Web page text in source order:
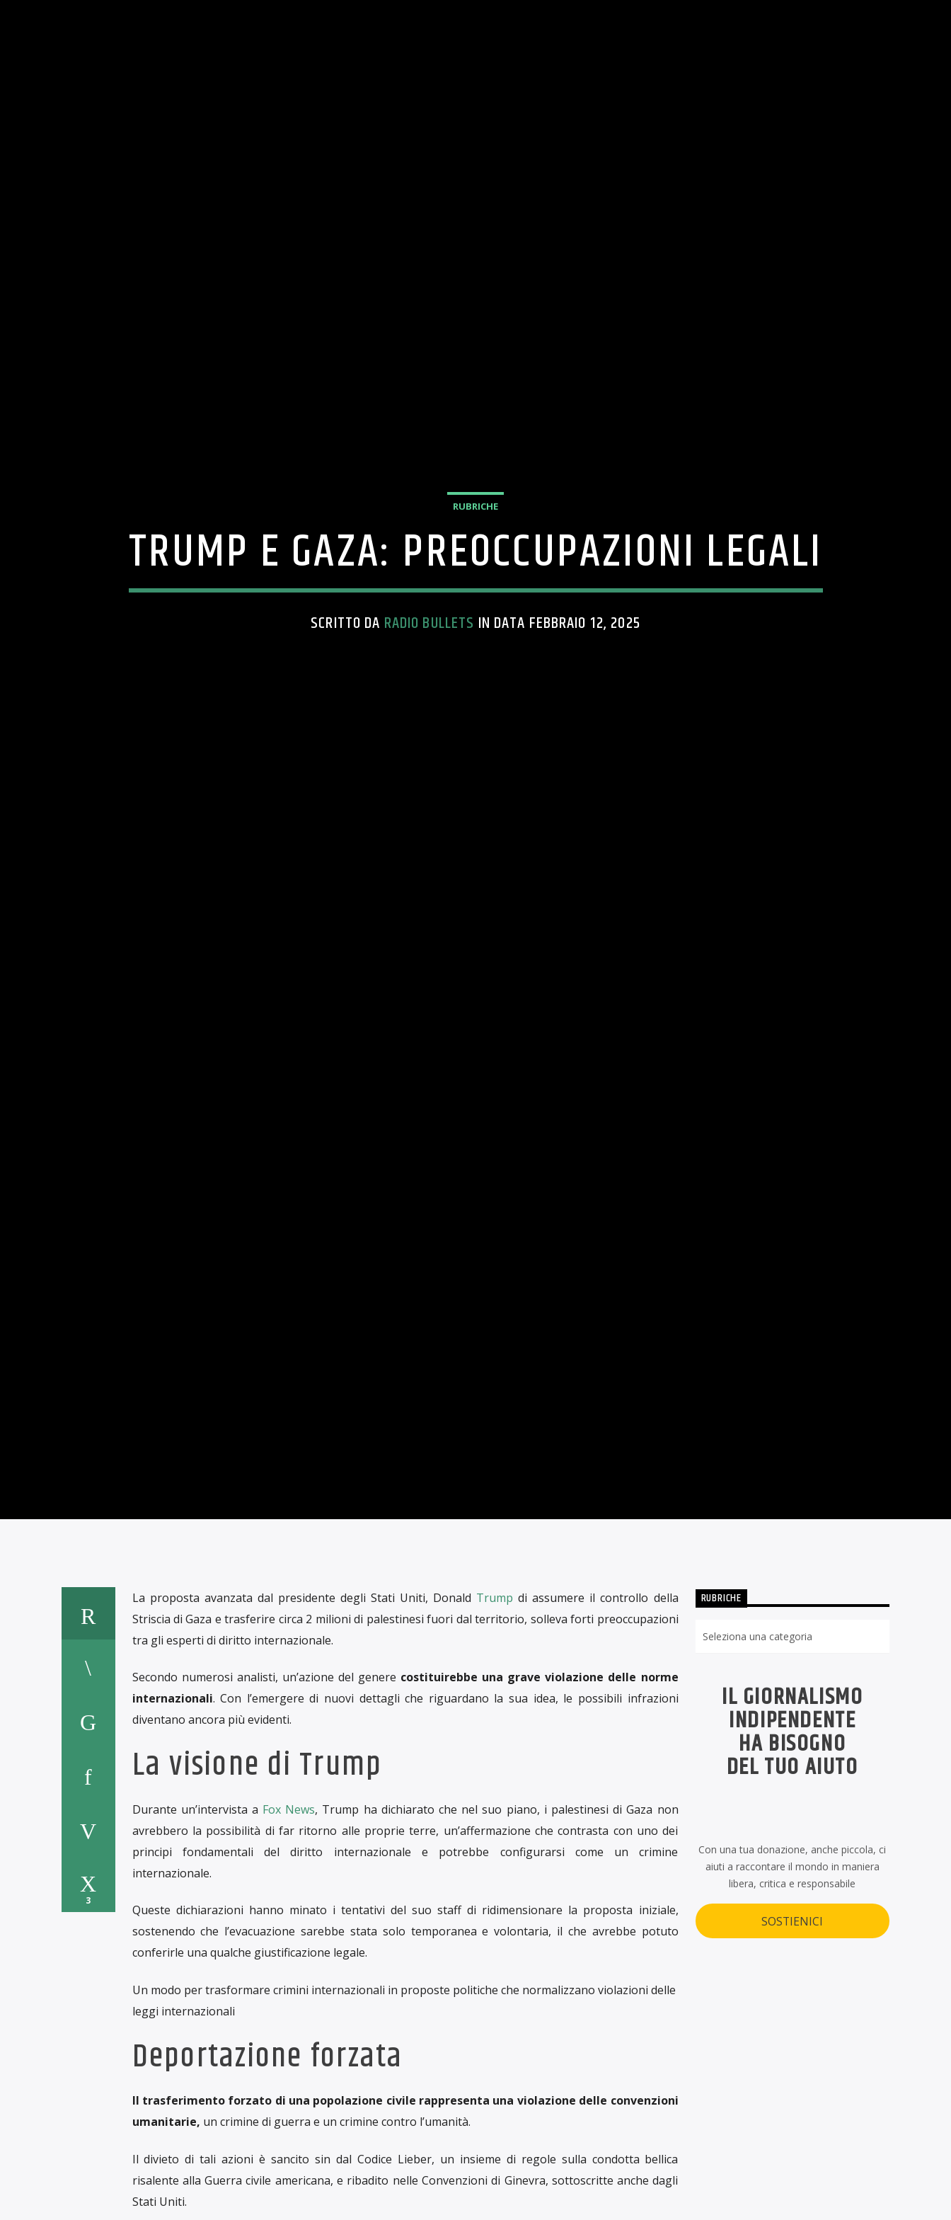
RUBRICHE
TRUMP E GAZA: PREOCCUPAZIONI LEGALI
SCRITTO DA RADIO BULLETS IN DATA FEBBRAIO 12, 2025
3
La proposta avanzata dal presidente degli Stati Uniti, Donald Trump di assumere il controllo della
Striscia di Gaza e trasferire circa 2 milioni di palestinesi fuori dal territorio, solleva forti preoccupazioni
tra gli esperti di diritto internazionale.
Secondo numerosi analisti, un’azione del genere costituirebbe una grave violazione delle norme
internazionali. Con l’emergere di nuovi dettagli che riguardano la sua idea, le possibili infrazioni
diventano ancora più evidenti.
La visione di Trump
Durante un’intervista a Fox News, Trump ha dichiarato che nel suo piano, i palestinesi di Gaza non
avrebbero la possibilità di far ritorno alle proprie terre, un’affermazione che contrasta con uno dei
principi fondamentali del diritto internazionale e potrebbe configurarsi come un crimine
internazionale.
Queste dichiarazioni hanno minato i tentativi del suo staff di ridimensionare la proposta iniziale,
sostenendo che l’evacuazione sarebbe stata solo temporanea e volontaria, il che avrebbe potuto
conferirle una qualche giustificazione legale.
Un modo per trasformare crimini internazionali in proposte politiche che normalizzano violazioni delle
leggi internazionali
Deportazione forzata
Il trasferimento forzato di una popolazione civile rappresenta una violazione delle convenzioni
umanitarie, un crimine di guerra e un crimine contro l’umanità.
Il divieto di tali azioni è sancito sin dal Codice Lieber, un insieme di regole sulla condotta bellica
risalente alla Guerra civile americana, e ribadito nelle Convenzioni di Ginevra, sottoscritte anche dagli
Stati Uniti.
RUBRICHE
IL GIORNALISMO
INDIPENDENTE
HA BISOGNO
DEL TUO AIUTO
Con una tua donazione, anche piccola, ci
aiuti a raccontare il mondo in maniera
libera, critica e responsabile
SOSTIENICI